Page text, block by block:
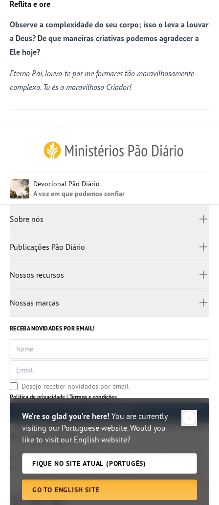
Reflita e ore
Observe a complexidade do seu corpo; isso o leva a louvar
a Deus? De que maneiras criativas podemos agradecer a
Ele hoje?
Eterno Pai, louvo-te por me formares tão maravilhosamente
complexo. Tu és o maravilhoso Criador!
Devocional Pão Diário
A voz em que podemos confiar
Sobre nós
Escritórios
Liderança
Publicações Pão Diário
Nossos recursos
Artigos
Nossas marcas
RECEBA NOVIDADES POR EMAIL!
Nome
Email
Desejo receber novidades por email
Política de privacidade | Termos e condições
ME INSCREVER
Edição do Brasil
Inglês (EUA)
Inglês (UK)
Françês
China Simplificado
Japão
Espanha
Africâner
Árabe
Mianmar
Indonésia
Malayalam
Tâmil
Tailândia
Política de
Privacidade
Condições
Permissões
Ministérios Pão Diário.
All rights reserved.
instagramyoutubefacebook
We’re so glad you’re here! You are currently
visiting our Portuguese website. Would you
like to visit our English website?
FIQUE NO SITE ATUAL (PORTUGÊS)
GO TO ENGLISH SITE